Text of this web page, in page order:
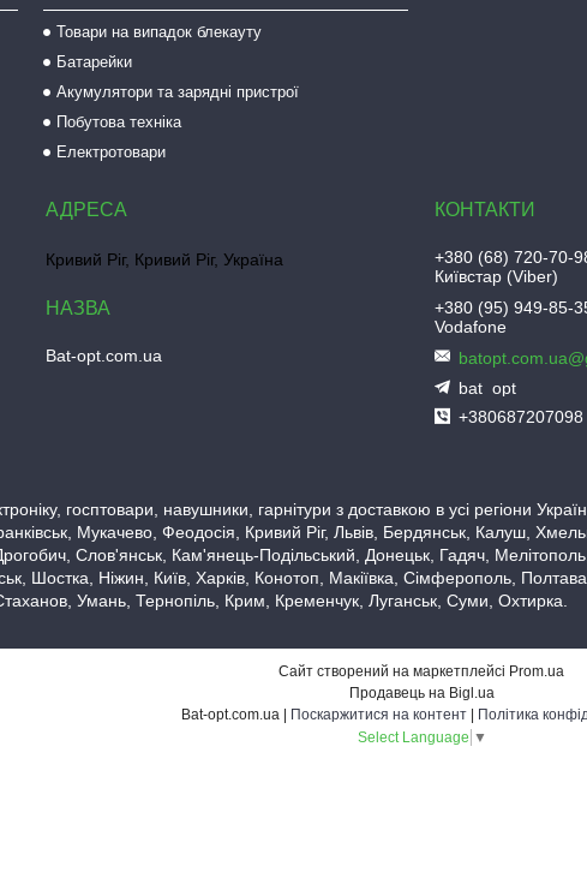
Товари на випадок блекауту
Батарейки
Акумулятори та зарядні пристрої
Побутова техніка
Електротовари
Кривий Ріг, Кривий Ріг, Україна
Bat-opt.com.ua
+380 (68) 720-70-
Київстар (Viber)
+380 (95) 949-85-
Vodafone
bat_opt
+380687207098
госптовари, навушники, гарнітури з доставкою в усі регіони
Мукачево, Феодосія, Кривий Ріг, Львів, Бердянськ, Калуш,
Слов'янськ, Кам'янець-Подільський, Донецьк, Гадяч,
Шостка, Ніжин, Київ, Харків, Конотоп, Макіївка, Сімферополь,
Умань, Тернопіль, Крим, Кременчук, Луганськ, Суми, Охтирка.
Сайт створений на маркетплейсі Prom.ua
Продавець на Bigl.ua
Поскаржитися на контент
Політика
Select Language ▼